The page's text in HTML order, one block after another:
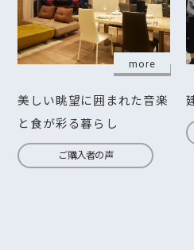
more
美しい眺望に囲まれた音楽
と食が彩る暮らし
ご購入者の声